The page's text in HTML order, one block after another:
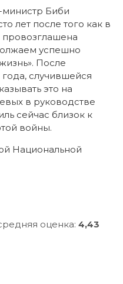
Биби
лет после того как в
провозглашена
успешно
После
случившейся
это на
в руководстве
сейчас близок к
войны.
Национальной
оценка: 4,43